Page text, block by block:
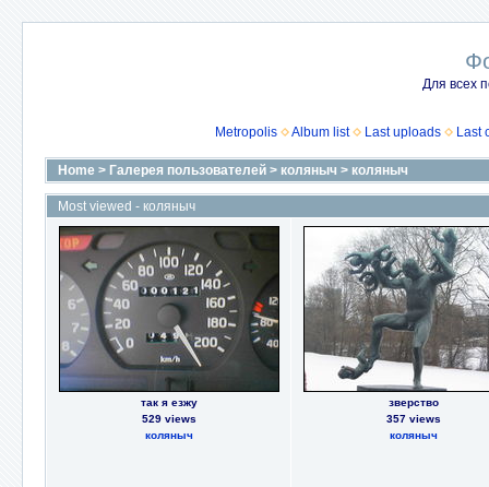
Для всех
Metropolis Album list Last uploads Last
Home > Галерея пользователей > коляныч > коляныч
Most viewed - коляныч
так я езжу
529 views
коляныч
зверство
357 views
коляныч